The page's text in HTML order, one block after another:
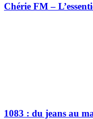
Chérie FM –
1083 : du jeans au